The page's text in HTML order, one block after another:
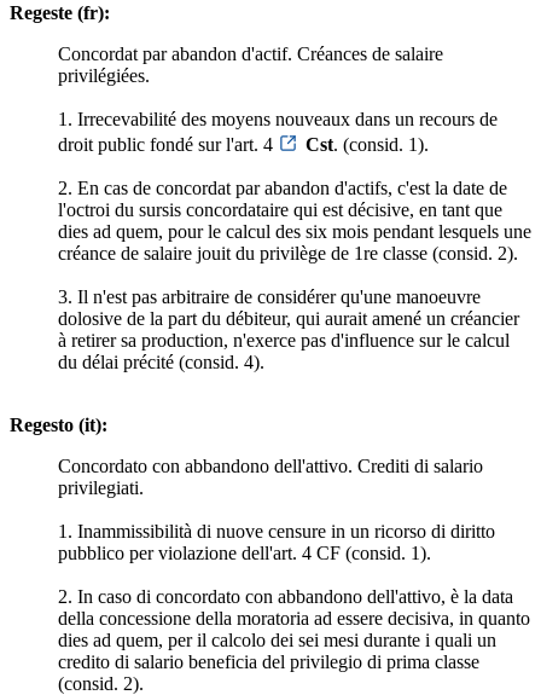
Regeste (fr):
Concordat par abandon d'actif. Créances de salaire
privilégiées.
1. Irrecevabilité des moyens nouveaux dans un recours de
droit public fondé sur l'art. 4
Cst. (consid. 1).
2. En cas de concordat par abandon d'actifs, c'est la date de
l'octroi du sursis concordataire qui est décisive, en tant que
dies ad quem, pour le calcul des six mois pendant lesquels une
créance de salaire jouit du privilège de 1re classe (consid. 2).
3. Il n'est pas arbitraire de considérer qu'une manoeuvre
dolosive de la part du débiteur, qui aurait amené un créancier
à retirer sa production, n'exerce pas d'influence sur le calcul
du délai précité (consid. 4).
Regesto (it):
Concordato con abbandono dell'attivo. Crediti di salario
privilegiati.
1. Inammissibilità di nuove censure in un ricorso di diritto
pubblico per violazione dell'art. 4 CF (consid. 1).
2. In caso di concordato con abbandono dell'attivo, è la data
della concessione della moratoria ad essere decisiva, in quanto
dies ad quem, per il calcolo dei sei mesi durante i quali un
credito di salario beneficia del privilegio di prima classe
(consid. 2).